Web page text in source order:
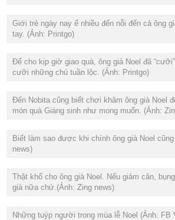
Giới trẻ ngày nay ế nhiều đến nỗi đến cả ông
tay. (Ảnh: Printgo)
Để cho kịp giờ giao quà, ông già Noel đã
cưỡi những chú tuần lộc. (Ảnh: Printgo)
Đến Nobita cũng biết chơi khăm ông già Noel
món quà Giáng sinh như mong muốn. (Ảnh:
Biết làm sao được khi chính ông già Noel
news)
Thật khổ cho ông già Noel. Nếu giảm cân,
già nữa chứ.(Ảnh: Zing news)
Những tuýp người trong mùa lễ Noel (Ảnh: FB